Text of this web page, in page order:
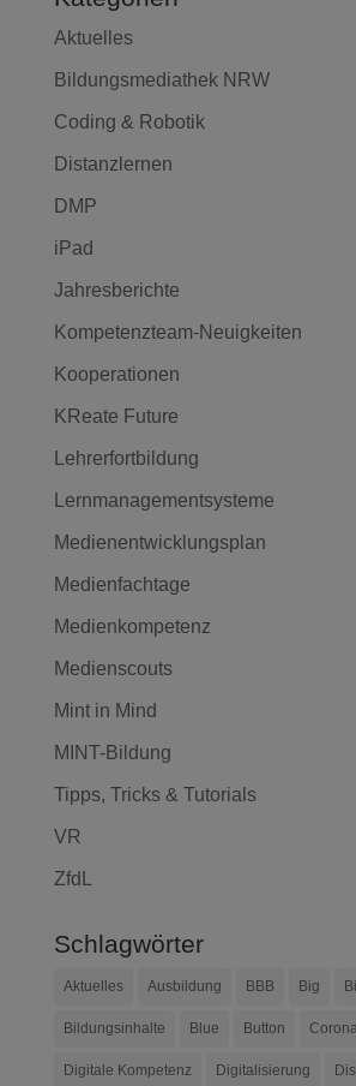
Aktuelles
Bildungsmediathek NRW
Coding & Robotik
Distanzlernen
DMP
iPad
Jahresberichte
Kompetenzteam-Neuigkeiten
Kooperationen
KReate Future
Lehrerfortbildung
Lernmanagementsysteme
Medienentwicklungsplan
Medienfachtage
Medienkompetenz
Medienscouts
Mint in Mind
MINT-Bildung
Tipps, Tricks & Tutorials
VR
ZfdL
Schlagwörter
Aktuelles Ausbildung BBB Big
Bildungsinhalte Blue Button
Digitale Kompetenz Digitalisierung